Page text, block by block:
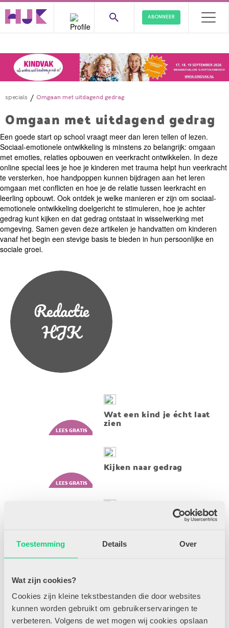
Toestemming Details Over
Wat zijn cookies?
Cookies zijn kleine tekstbestanden die door websites
kunnen worden gebruikt om gebruikerservaringen te
verbeteren. Volgens de wet mogen wij cookies opslaan
ABONNEER
specials / Omgaan met uitdagend gedrag
Omgaan met uitdagend gedrag
Een goede start op school vraagt meer dan leren tellen of lezen.
Sociaal-emotionele ontwikkeling is minstens zo belangrijk: omgaan
met emoties, relaties opbouwen en veerkracht ontwikkelen. In deze
online special lees je hoe je kinderen met trauma helpt hun veerkracht
te versterken, hoe handpoppen kunnen bijdragen aan het leren
omgaan met conflicten en hoe je de relatie tussen leerkracht en
leerling opbouwt. Ook ontdek je welke manieren er zijn om sociaal-
emotionele ontwikkeling doelgericht te stimuleren, hoe je achter
gedrag kunt kijken en dat gedrag ontstaat in wisselwerking met
omgeving. Samen geven deze artikelen je handvatten om kinderen
vanaf het begin een stevige basis te bieden in hun persoonlijke en
sociale groei.
Redactie
HJK
Wat een kind je écht laat
zien
Kijken naar gedrag
Versterk veerkracht van
Sociaal-emotionele